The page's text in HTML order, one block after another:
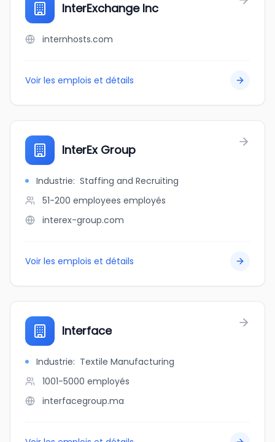
InterExchange Inc
internhosts.com
Voir les emplois et détails
InterEx Group
Industrie: Staffing and Recruiting
51-200 employees employés
interex-group.com
Voir les emplois et détails
Interface
Industrie: Textile Manufacturing
1001-5000 employés
interfacegroup.ma